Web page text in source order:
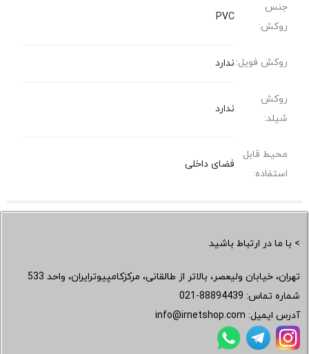
جنس
روکش:
PVC
روکش فویل: ندارد
روکش
شیلد:
ندارد
محیط قابل
استفاده:
فضای داخلی
> با ما در ارتباط باشید
تهران، خیابان ولیعصر، بالاتر از طالقانی، مرکزکامپیوترایران، واحد 533
شماره تماس: 021-88894439
آدرس ایمیل: info@irnetshop.com